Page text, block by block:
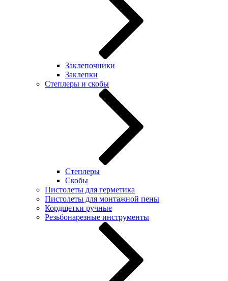
Заклепочники
Заклепки
Степлеры и скобы
Степлеры
Скобы
Пистолеты для герметика
Пистолеты для монтажной пены
Кордщетки ручные
Резьбонарезные инструменты